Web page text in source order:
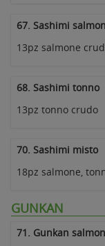
67. Sashimi
13pz salmone
68. Sashimi tonno
13pz tonno crudo
70. Sashimi misto
18pz salmone,
GUNKAN
71. Gunkan